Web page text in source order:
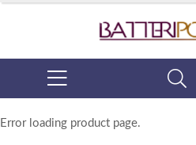
Error loading product page.